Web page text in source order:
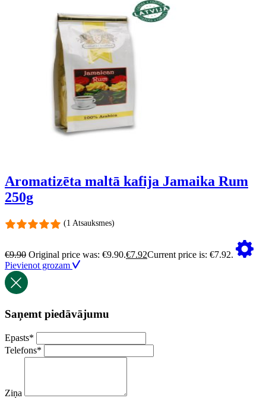
Aromatizēta maltā kafija Jamaika Rum
250g
(1 Atsauksmes)
€9.90 Original price was: €9.90.€7.92Current price is: €7.92.
Pievienot grozam
Saņemt piedāvājumu
Epasts*
Telefons*
Ziņa